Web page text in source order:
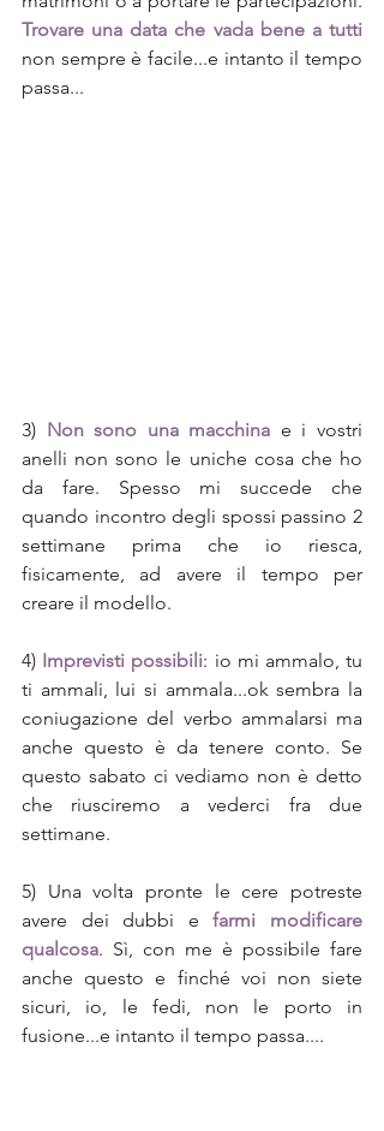
Trovare una data che vada bene a tutti
non sempre è facile...e intanto il tempo
passa...
3) Non sono una macchina e i vostri
anelli non sono le uniche cosa che ho
da fare. Spesso mi succede che
quando incontro degli spossi passino 2
settimane prima che io riesca,
fisicamente, ad avere il tempo per
creare il modello.
4) Imprevisti possibili: io mi ammalo, tu
ti ammali, lui si ammala...ok sembra la
coniugazione del verbo ammalarsi ma
anche questo è da tenere conto. Se
questo sabato ci vediamo non è detto
che riusciremo a vederci fra due
settimane.
5) Una volta pronte le cere potreste
avere dei dubbi e farmi modificare
qualcosa. Sì, con me è possibile fare
anche questo e finché voi non siete
sicuri, io, le fedi, non le porto in
fusione...e intanto il tempo passa....